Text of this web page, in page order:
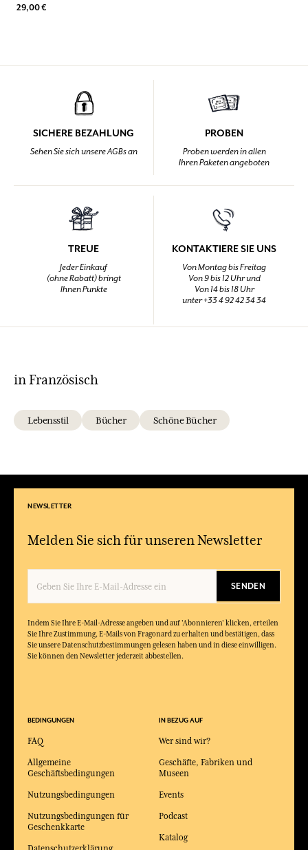
29,00 €
SICHERE BEZAHLUNG
Sehen Sie sich unsere AGBs an
PROBEN
Proben werden in allen
Ihren Paketen angeboten
TREUE
Jeder Einkauf
(ohne Rabatt) bringt
Ihnen Punkte
KONTAKTIERE SIE UNS
Von Montag bis Freitag
Von 9 bis 12 Uhr und
Von 14 bis 18 Uhr
unter +33 4 92 42 34 34
in Französisch
Lebensstil Bücher Schöne Bücher
NEWSLETTER
Melden Sie sich für unseren Newsletter
SENDEN
Indem Sie Ihre E-Mail-Adresse angeben und auf 'Abonnieren' klicken, erteilen
Sie Ihre Zustimmung, E-Mails von Fragonard zu erhalten und bestätigen, dass
Sie unsere Datenschutzbestimmungen gelesen haben und in diese einwilligen.
Sie können den Newsletter jederzeit abbestellen.
BEDINGUNGEN
FAQ
Allgemeine
Geschäftsbedingungen
Nutzungsbedingungen
Nutzungsbedingungen für
Geschenkkarte
IN BEZUG AUF
Wer sind wir?
Geschäfte, Fabriken und
Museen
Events
Podcast
Katalog